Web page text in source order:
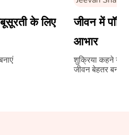
के लिए
जीवन में
आभार
शुक्रिया कहने या
जीवन बेहतर बनता